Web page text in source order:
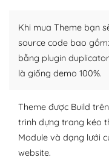
kiếm những cộng
lời, giải đáp vấn đề
Cộng đồng sử dụng
Plugin mở rộng là
WordPress để tăng
nhiều plugin trả phí
Khi mua Theme bạn
source code bao
bằng plugin
là giống demo 100%.
Theme được Build
trình dựng trang kéo
Module và dạng lưới
website.